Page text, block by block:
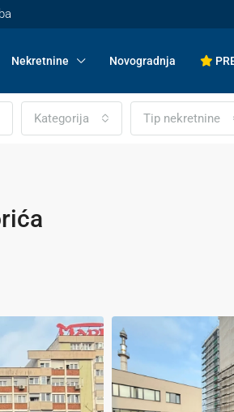
Nekretnine Novogradnja
Kategorija Tip nekretnine